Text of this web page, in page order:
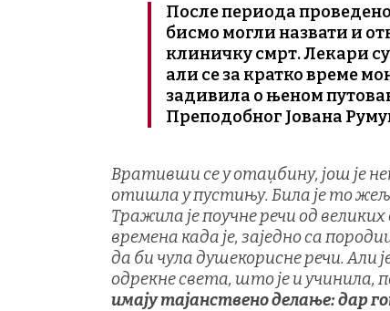
После периода
бисмо могли назвати и
клиничку смрт. Лекари
али се за кратко време
задивила о њеном
Преподобног Јована
Вративши се у отаџбину, још је
отишла у пустињу. Била је то
Тражила је поучне речи од
времена када је, заједно са
да би чула душекорисне речи. Али
одрекне света, што је и учинила,
имају тајанствено делање: дар